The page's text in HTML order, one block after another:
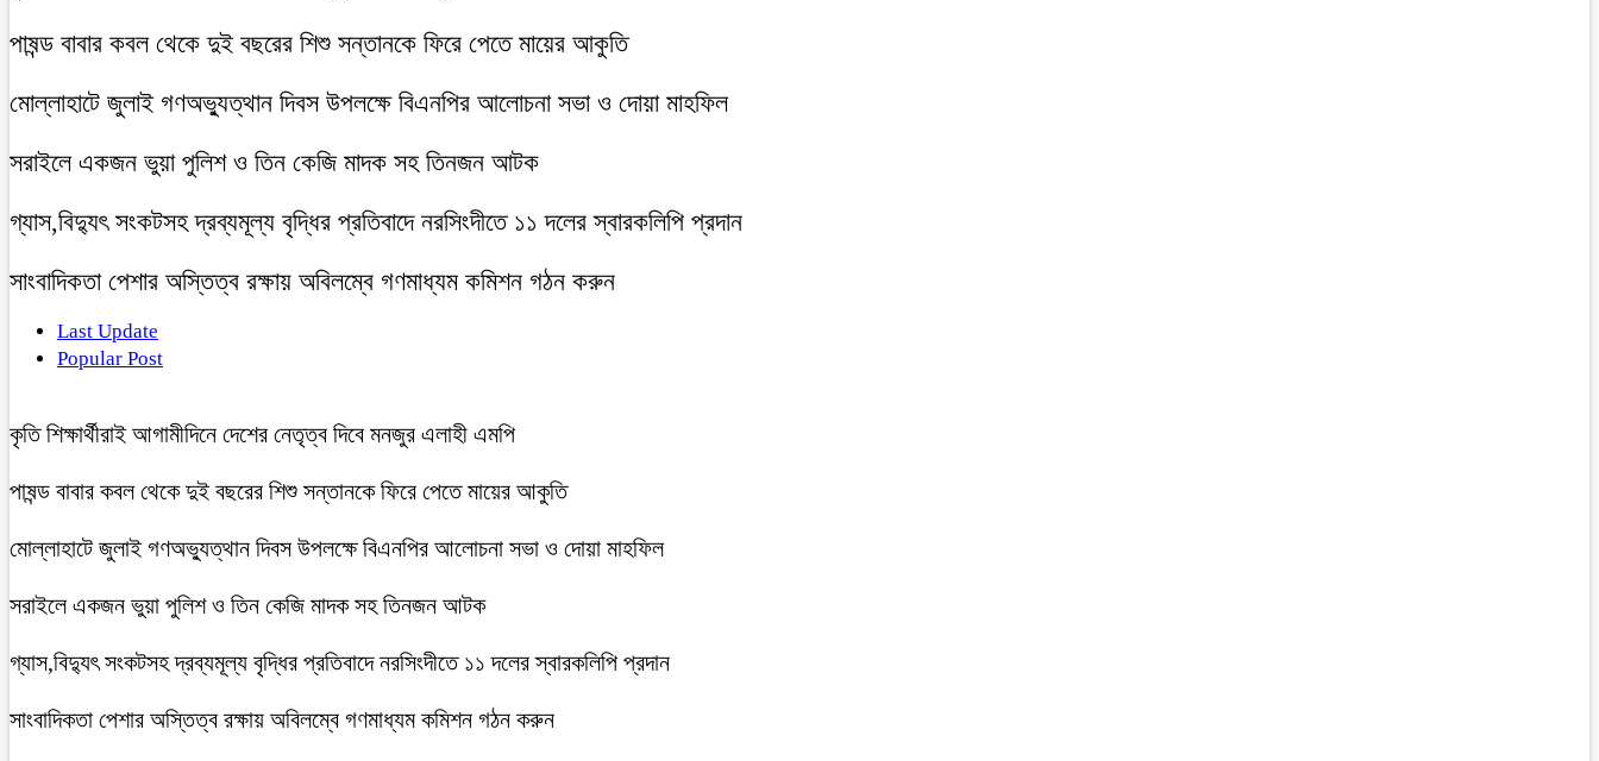
পাষন্ড বাবার কবল থেকে দুই বছরের শিশু সন্তানকে ফিরে পেতে মায়ের আকুতি
মোল্লাহাটে জুলাই গণঅভ্যুত্থান দিবস উপলক্ষে বিএনপির আলোচনা সভা ও দোয়া মাহফিল
সরাইলে একজন ভুয়া পুলিশ ও তিন কেজি মাদক সহ তিনজন আটক
গ্যাস,বিদ্যুৎ সংকটসহ দ্রব্যমূল্য বৃদ্ধির প্রতিবাদে নরসিংদীতে ১১ দলের স্বারকলিপি প্রদান
সাংবাদিকতা পেশার অস্তিত্ব রক্ষায় অবিলম্বে গণমাধ্যম কমিশন গঠন করুন
Last Update
Popular Post
কৃতি শিক্ষার্থীরাই আগামীদিনে দেশের নেতৃত্ব দিবে মনজুর এলাহী এমপি
পাষন্ড বাবার কবল থেকে দুই বছরের শিশু সন্তানকে ফিরে পেতে মায়ের আকুতি
মোল্লাহাটে জুলাই গণঅভ্যুত্থান দিবস উপলক্ষে বিএনপির আলোচনা সভা ও দোয়া মাহফিল
সরাইলে একজন ভুয়া পুলিশ ও তিন কেজি মাদক সহ তিনজন আটক
গ্যাস,বিদ্যুৎ সংকটসহ দ্রব্যমূল্য বৃদ্ধির প্রতিবাদে নরসিংদীতে ১১ দলের স্বারকলিপি প্রদান
সাংবাদিকতা পেশার অস্তিত্ব রক্ষায় অবিলম্বে গণমাধ্যম কমিশন গঠন করুন